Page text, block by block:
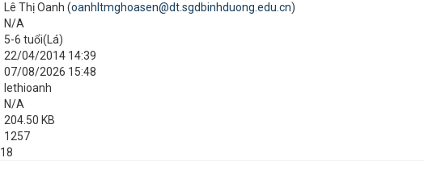
Lê Thị Oanh (oanhltmghoasen@dt.sgdbinhduong.edu.cn)
N/A
5-6 tuổi(Lá)
22/04/2014 14:39
07/08/2026 15:48
lethioanh
N/A
204.50 KB
1257
18